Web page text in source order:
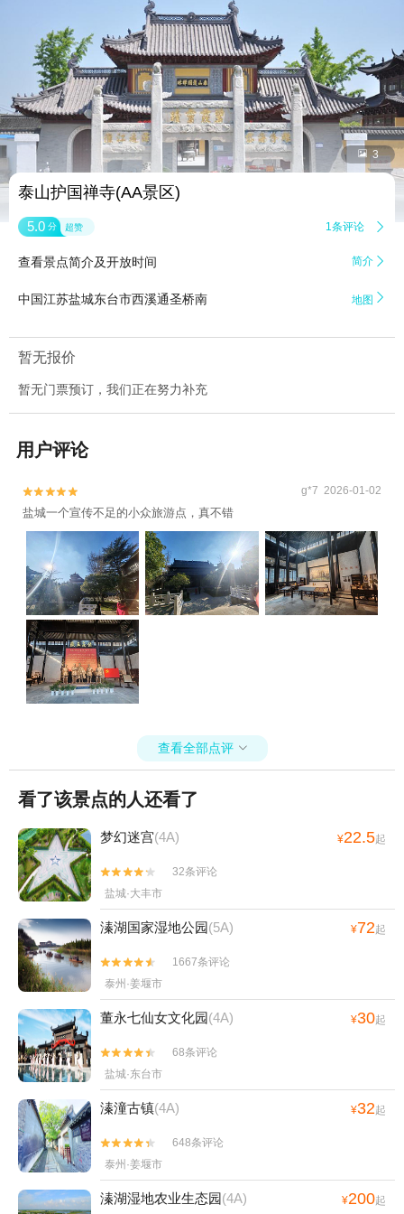
 3
泰山护国禅寺(AA景区)
5.0 分 超赞 1条评论 
查看景点简介及开放时间 简介 
中国江苏盐城东台市西溪通圣桥南 地图 
暂无报价
暂无门票预订，我们正在努力补充
用户评论

 g*7 2026-01-02
盐城一个宣传不足的小众旅游点，真不错
查看全部点评 
看了该景点的人还看了
梦幻迷宫(4A) ¥22.5起


32条评论
盐城·大丰市
溱湖国家湿地公园(5A) ¥72起


1667条评论
泰州·姜堰市
董永七仙女文化园(4A) ¥30起


68条评论
盐城·东台市
溱潼古镇(4A) ¥32起


648条评论
泰州·姜堰市
溱湖湿地农业生态园(4A) ¥200起